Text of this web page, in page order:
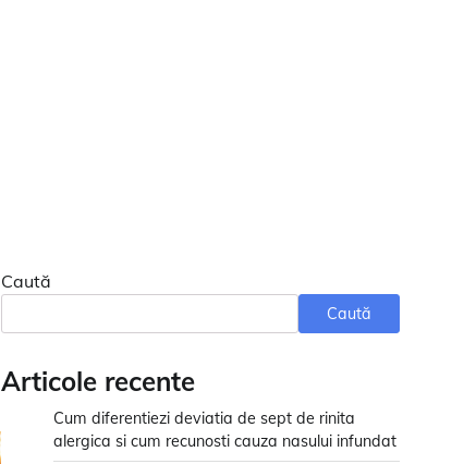
Caută
Caută
Articole recente
Cum diferentiezi deviatia de sept de rinita
alergica si cum recunosti cauza nasului infundat